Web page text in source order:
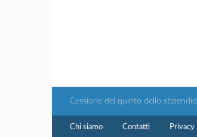
Cessione del quinto dello stipendio
Chi siamo Contatti Privacy